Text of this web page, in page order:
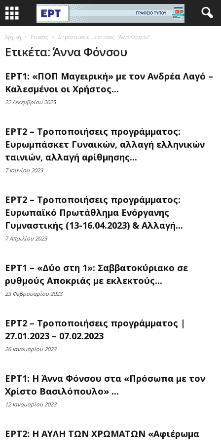
Αρχική Ετικέτες Δημοσιεύσεις με ετικέτες "Άννα Φόνσου"
Ετικέτα: Άννα Φόνσου
ΕΡΤ1: «ΠΟΠ Μαγειρική» με τον Ανδρέα Λαγό –
Καλεσμένοι οι Χρήστος...
22 Δεκεμβρίου 2025
ΕΡΤ2 – Τροποποιήσεις προγράμματος:
Ευρωμπάσκετ Γυναικών, αλλαγή ελληνικών
ταινιών, αλλαγή αρίθμησης...
7 Ιουνίου 2023
ΕΡΤ2 – Τροποποιήσεις προγράμματος:
Ευρωπαϊκό Πρωτάθλημα Ενόργανης
Γυμναστικής (13-16.04.2023) & Αλλαγή...
7 Απριλίου 2023
ΕΡΤ1 – «Δύο στη 1»: Σαββατοκύριακο σε
ρυθμούς Αποκριάς με εκλεκτούς...
23 Φεβρουαρίου 2023
ΕΡΤ2 – Τροποποιήσεις προγράμματος |
27.01.2023 – 07.02.2023
26 Ιανουαρίου 2023
ΕΡΤ1: Η Άννα Φόνσου στα «Πρόσωπα με τον
Χρίστο Βασιλόπουλο» ...
12 Ιανουαρίου 2023
ΕΡΤ2: Η ΑΥΛΗ ΤΩΝ ΧΡΩΜΑΤΩΝ «Αφιέρωμα